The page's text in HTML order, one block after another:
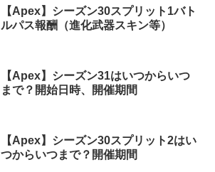
【Apex】シーズン30スプリット1バト
ルパス報酬（進化武器スキン等）
【Apex】シーズン31はいつからいつ
まで？開始日時、開催期間
【Apex】シーズン30スプリット2はい
つからいつまで？開催期間